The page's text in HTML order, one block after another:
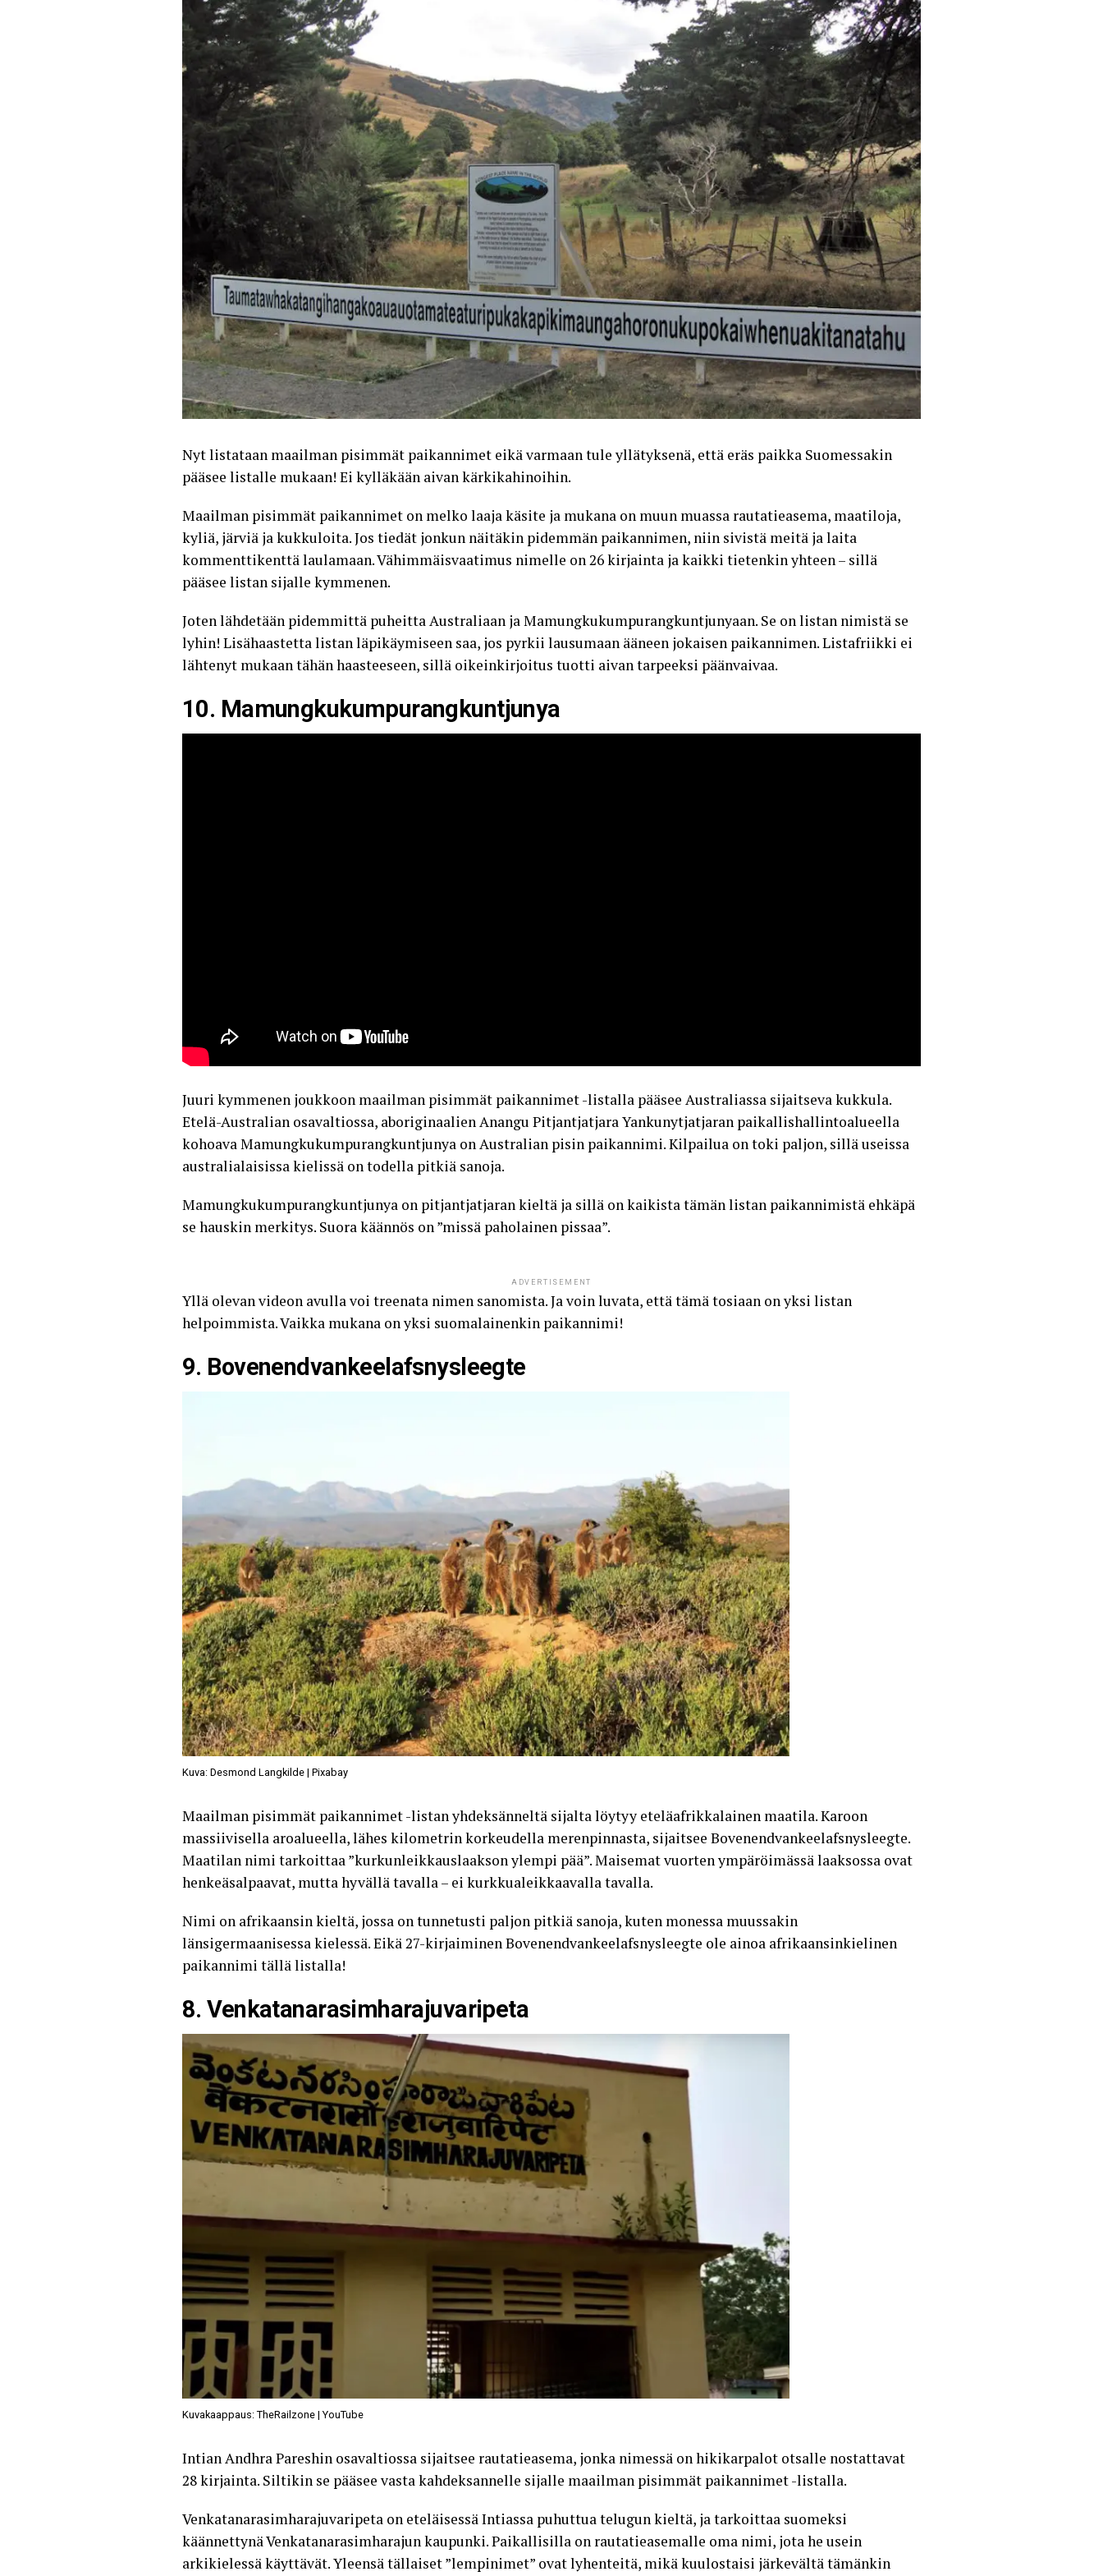
Nyt listataan maailman pisimmät paikannimet eikä varmaan tule yllätyksenä, että eräs paikka Suomessakin
pääsee listalle mukaan! Ei kylläkään aivan kärkikahinoihin.
Maailman pisimmät paikannimet on melko laaja käsite ja mukana on muun muassa rautatieasema, maatiloja,
kyliä, järviä ja kukkuloita. Jos tiedät jonkun näitäkin pidemmän paikannimen, niin sivistä meitä ja laita
kommenttikenttä laulamaan. Vähimmäisvaatimus nimelle on 26 kirjainta ja kaikki tietenkin yhteen – sillä
pääsee listan sijalle kymmenen.
Joten lähdetään pidemmittä puheitta Australiaan ja Mamungkukumpurangkuntjunyaan. Se on listan nimistä se
lyhin! Lisähaastetta listan läpikäymiseen saa, jos pyrkii lausumaan ääneen jokaisen paikannimen.Listafriikki ei
lähtenyt mukaan tähän haasteeseen, sillä oikeinkirjoitus tuotti aivan tarpeeksi päänvaivaa.
10. Mamungkukumpurangkuntjunya
Juuri kymmenen joukkoon maailman pisimmät paikannimet -listalla pääsee Australiassa sijaitseva kukkula.
Etelä-Australian osavaltiossa, aboriginaalien Anangu Pitjantjatjara Yankunytjatjaran paikallishallintoalueella
kohoava Mamungkukumpurangkuntjunya on Australian pisin paikannimi. Kilpailua on toki paljon, sillä useissa
australialaisissa kielissä on todella pitkiä sanoja.
Mamungkukumpurangkuntjunya on pitjantjatjaran kieltä ja sillä on kaikista tämän listan paikannimistä ehkäpä
se hauskin merkitys. Suora käännös on ”missä paholainen pissaa”.
ADVERTISEMENT
Yllä olevan videon avulla voi treenata nimen sanomista. Ja voin luvata, että tämä tosiaan on yksi listan
helpoimmista. Vaikka mukana on yksi suomalainenkin paikannimi!
9. Bovenendvankeelafsnysleegte
Kuva: Desmond Langkilde | Pixabay
Maailman pisimmät paikannimet -listan yhdeksänneltä sijalta löytyy eteläafrikkalainen maatila. Karoon
massiivisella aroalueella, lähes kilometrin korkeudella merenpinnasta, sijaitsee Bovenendvankeelafsnysleegte.
Maatilan nimi tarkoittaa ”kurkunleikkauslaakson ylempi pää”. Maisemat vuorten ympäröimässä laaksossa ovat
henkeäsalpaavat, mutta hyvällä tavalla – ei kurkkualeikkaavalla tavalla.
Nimi on afrikaansin kieltä, jossa on tunnetusti paljon pitkiä sanoja, kuten monessa muussakin
länsigermaanisessa kielessä. Eikä 27-kirjaiminen Bovenendvankeelafsnysleegte ole ainoa afrikaansinkielinen
paikannimi tällä listalla!
8. Venkatanarasimharajuvaripeta
Kuvakaappaus: TheRailzone | YouTube
Intian Andhra Pareshin osavaltiossa sijaitsee rautatieasema, jonka nimessä on hikikarpalot otsalle nostattavat
28 kirjainta. Siltikin se pääsee vasta kahdeksannelle sijalle maailman pisimmät paikannimet -listalla.
Venkatanarasimharajuvaripeta on eteläisessä Intiassa puhuttua telugun kieltä, ja tarkoittaa suomeksi
käännettynä Venkatanarasimharajun kaupunki. Paikallisilla on rautatieasemalle oma nimi, jota he usein
arkikielessä käyttävät. Yleensä tällaiset ”lempinimet” ovat lyhenteitä, mikä kuulostaisi järkevältä tämänkin